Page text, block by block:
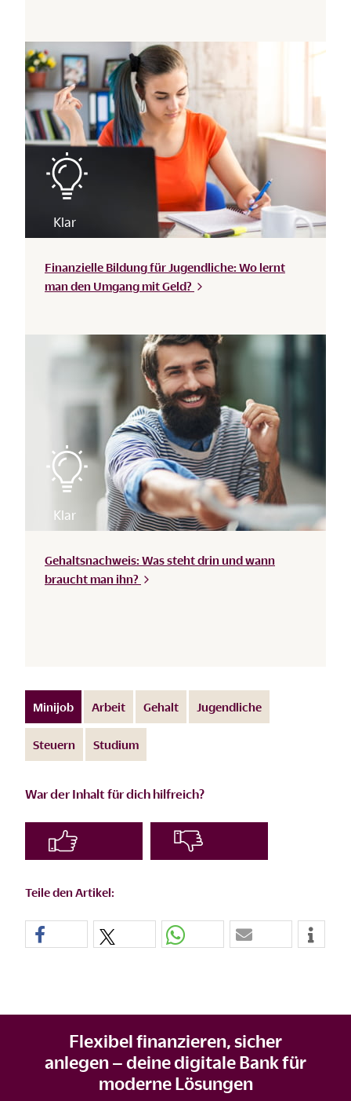
Finanzielle Bildung für Jugendliche: Wo lernt
man den Umgang mitGeld?
Gehaltsnachweis: Was steht drin und wann
braucht man ihn?
Minijob Arbeit Gehalt Jugendliche
Steuern Studium
War der Inhalt für dich hilfreich?
Teile den Artikel:
Flexibel finanzieren, sicher
anlegen – deine digitale Bank für
moderne Lösungen